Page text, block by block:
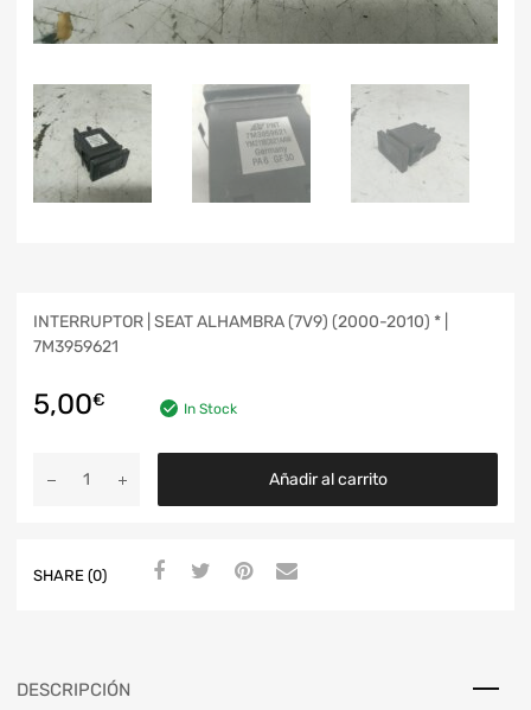
INTERRUPTOR | SEAT ALHAMBRA (7V9) (2000-2010) * |
7M3959621
5,00€ In Stock
Añadir al carrito
SHARE (0)
DESCRIPCIÓN